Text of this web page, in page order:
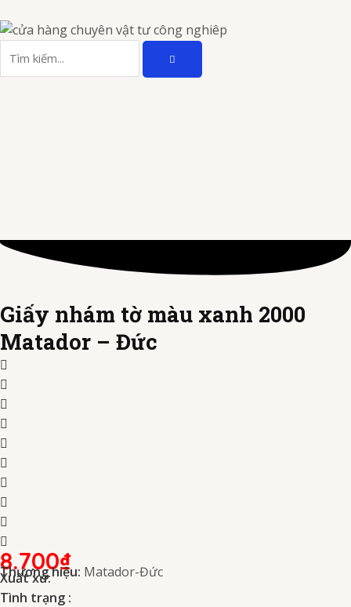
tới
dung
kiếm
TÌM
KIẾM
Giấy nhám tờ màu xanh 2000
Matador – Đức
8.700₫
Thương hiệu: Matador-Đức
Xuất xứ:
Tình trạng :